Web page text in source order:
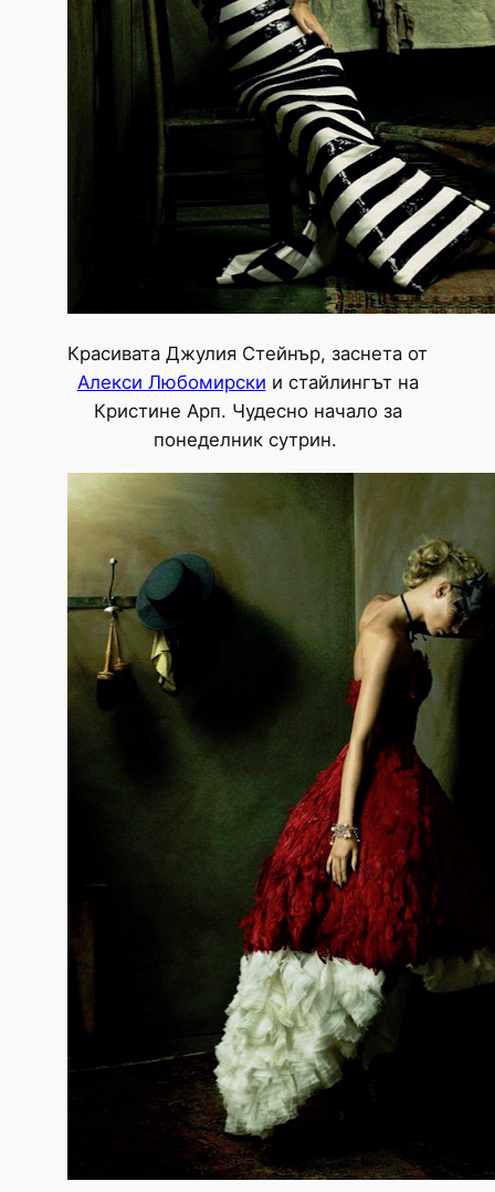
Красивата Джулия Стейнър, заснета от
Алекси Любомирски и стайлингът на
Кристине Арп. Чудесно начало за
понеделник сутрин.